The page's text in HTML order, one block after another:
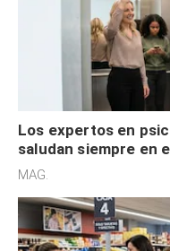
Los expertos en
saludan siempre en
defensiva y tienen
MAG.